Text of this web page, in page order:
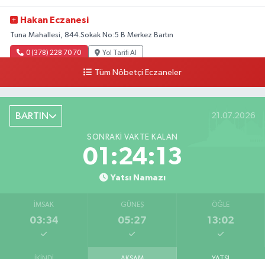
Hakan Eczanesi
Tuna Mahallesi, 844.Sokak No:5 B Merkez Bartın
0 (378) 228 70 70 Yol Tarifi Al
Merkez Mahallesi, Cumhuriyet Caddesi No:41 A-B Kozcağız Bartın
0 (378) 233 11 32
Egemen Eczanesi
Kum Mahallesi, Cumhuriyet Caddesi, Kumsal Apt. No:42 A Amasra Bartın
Yol Tarifi Al
Hürriyet Caddesi, No:18 A Ulus Bartın
Tüm Nöbetçi Eczaneler
BARTIN 21.07.2026
SONRAKI VAKTE KALAN
01:24:12
Yatsı Namazı
İMSAK
03:34
GÜNEŞ
05:27
ÖĞLE
13:02